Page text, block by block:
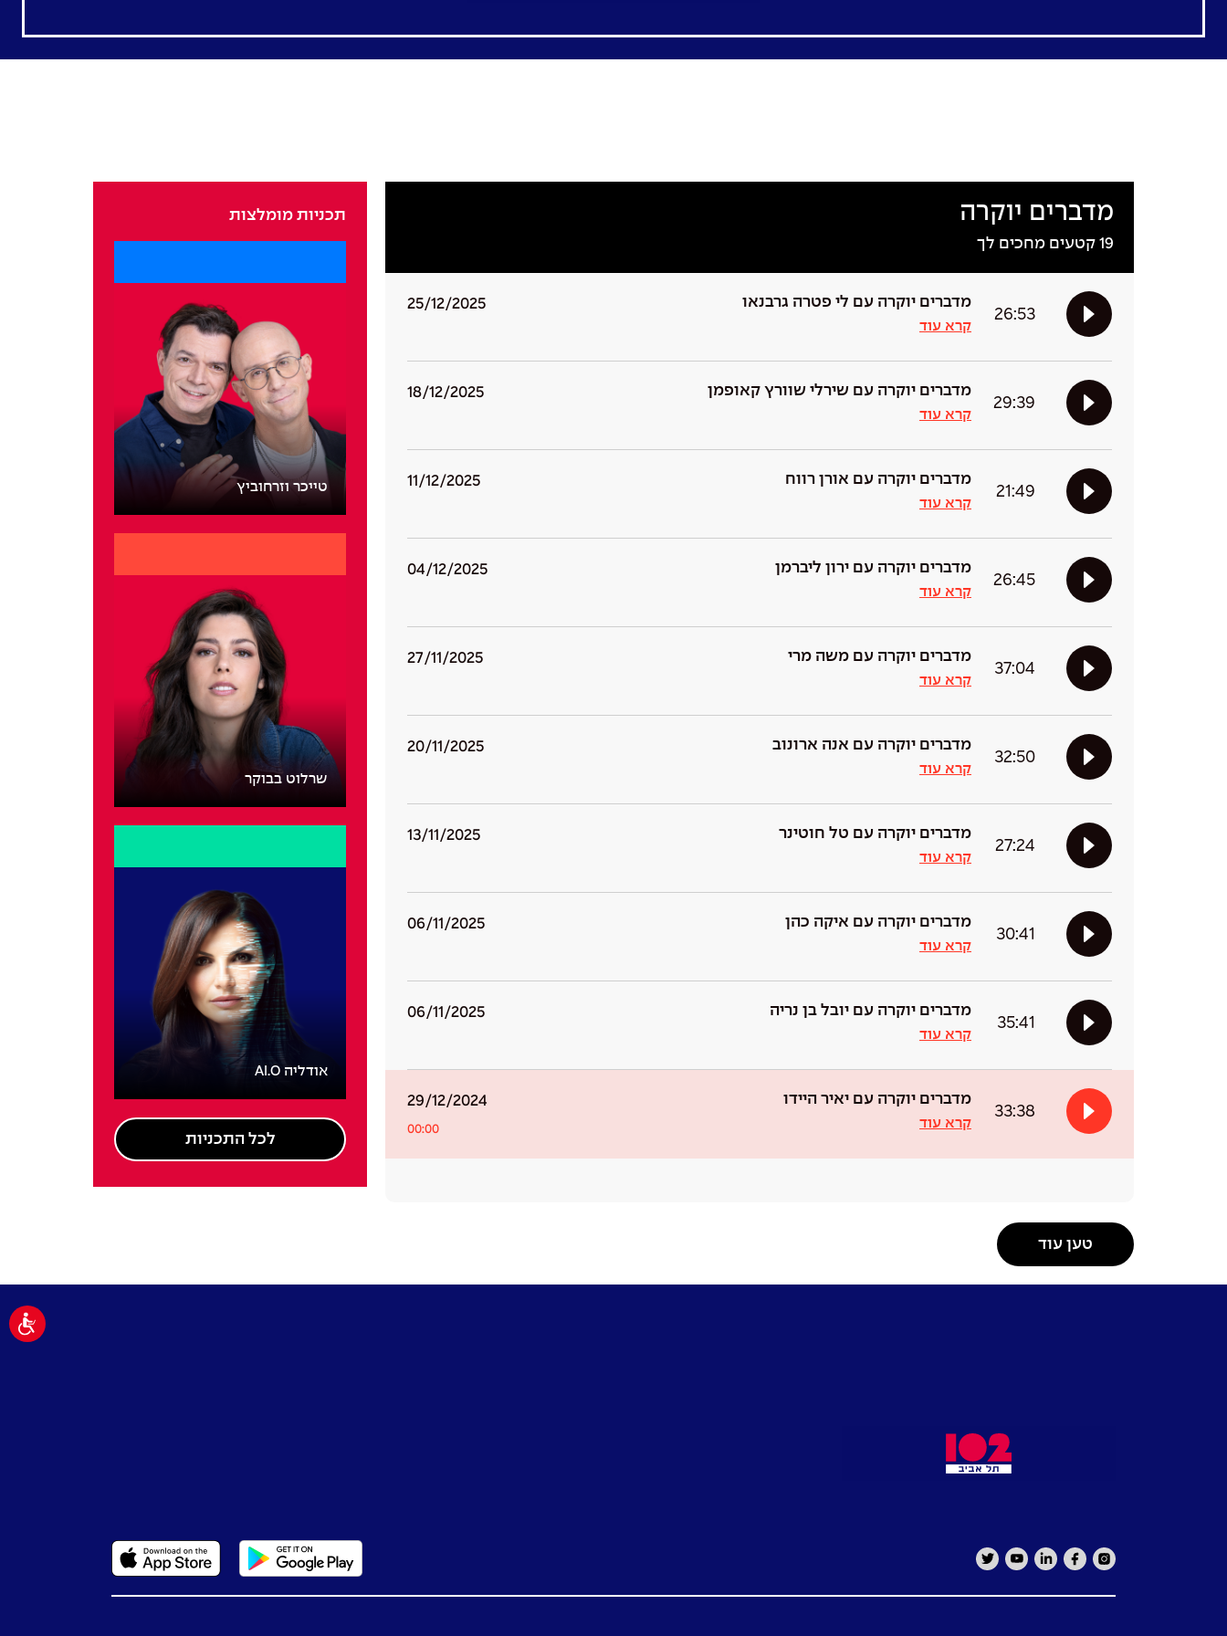
מדברים יוקרה
19 קטעים מחכים לך
26:53
מדברים יוקרה עם לי פטרה גרבנאו
קרא עוד
25/12/2025
29:39
מדברים יוקרה עם שירלי שוורץ קאופמן
קרא עוד
18/12/2025
21:49
מדברים יוקרה עם אורן רווח
קרא עוד
11/12/2025
26:45
מדברים יוקרה עם ירון ליברמן
קרא עוד
04/12/2025
37:04
מדברים יוקרה עם משה מרי
קרא עוד
27/11/2025
32:50
מדברים יוקרה עם אנה ארונוב
קרא עוד
20/11/2025
27:24
מדברים יוקרה עם טל חוטינר
קרא עוד
13/11/2025
30:41
מדברים יוקרה עם איקה כהן
קרא עוד
06/11/2025
35:41
מדברים יוקרה עם יובל בן נריה
קרא עוד
06/11/2025
33:38
מדברים יוקרה עם יאיר היידו
קרא עוד
29/12/2024
00:00
טען עוד
תכניות מומלצות
טייכר וזרחוביץ
שרלוט בבוקר
אודליה AI.O
לכל התכניות